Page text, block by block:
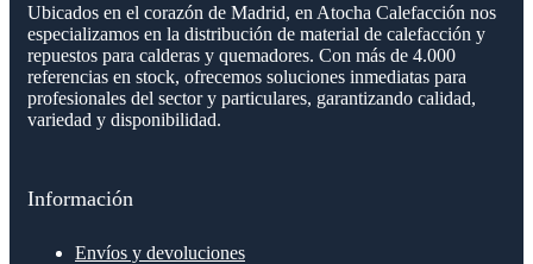
Ubicados en el corazón de Madrid, en Atocha Calefacción nos
especializamos en la distribución de material de calefacción y
repuestos para calderas y quemadores. Con más de 4.000
referencias en stock, ofrecemos soluciones inmediatas para
profesionales del sector y particulares, garantizando calidad,
variedad y disponibilidad.
Información
Envíos y devoluciones